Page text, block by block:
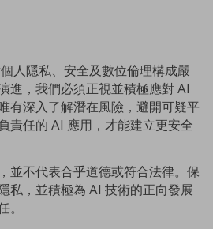
人隱私、安全及數位倫理構成嚴
進，我們必須正視並積極應對 AI
有深入了解潛在風險，避開可疑平
責任的 AI 應用，才能建立更安全
並不代表合乎道德或符合法律。保
私，並積極為 AI 技術的正向發展
。